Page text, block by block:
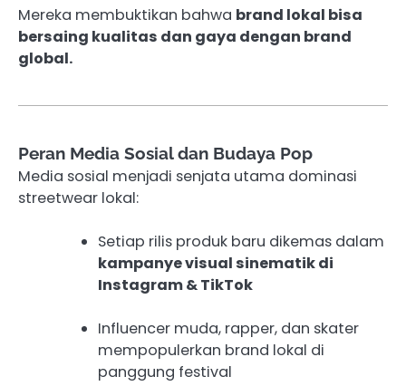
Mereka membuktikan bahwa brand lokal bisa
bersaing kualitas dan gaya dengan brand
global.
Peran Media Sosial dan Budaya Pop
Media sosial menjadi senjata utama dominasi
streetwear lokal:
Setiap rilis produk baru dikemas dalam
kampanye visual sinematik di
Instagram & TikTok
Influencer muda, rapper, dan skater
mempopulerkan brand lokal di
panggung festival